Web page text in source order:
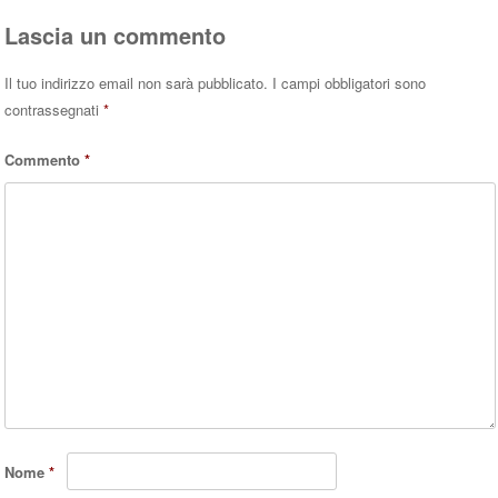
Lascia un commento
Il tuo indirizzo email non sarà pubblicato. I campi obbligatori sono
contrassegnati*
Commento*
Nome*